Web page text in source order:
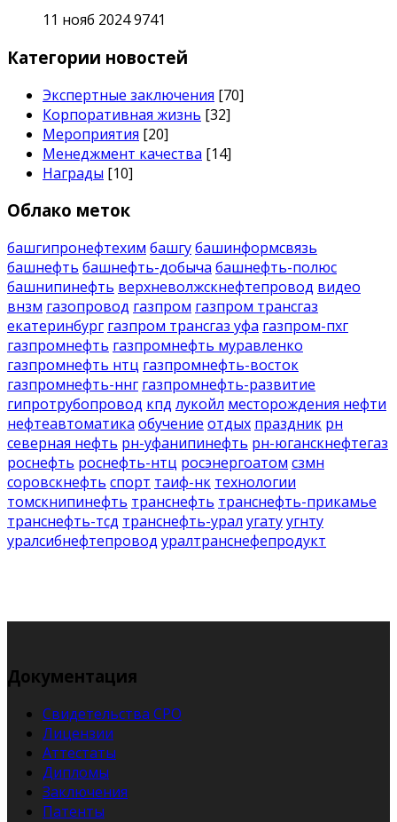
11 нояб 20249741
Категории новостей
Экспертные заключения [70]
Корпоративная жизнь [32]
Мероприятия [20]
Менеджмент качества [14]
Награды [10]
Облако меток
башгипронефтехим башгубашинформсвязь
башнефть башнефть-добыча башнефть-полюс
башнипинефть верхневолжскнефтепровод видео
внзм газопровод газпром газпром трансгаз
екатеринбург газпром трансгаз уфа газпром-пхг
газпромнефть газпромнефть муравленко
газпромнефть нтц газпромнефть-восток
газпромнефть-ннг газпромнефть-развитие
гипротрубопровод кпд лукойл месторождения нефти
нефтеавтоматика обучение отдых праздник рн
северная нефть рн-уфанипинефть рн-юганскнефтегаз
роснефть роснефть-нтц росэнергоатом сзмн
соровскнефть спорт таиф-нк технологии
томскнипинефть транснефть транснефть-прикамье
транснефть-тсд транснефть-урал угатуугнту
уралсибнефтепровод уралтранснефепродукт
Документация
Свидетельства СРО
Лицензии
Аттестаты
Дипломы
Заключения
Патенты